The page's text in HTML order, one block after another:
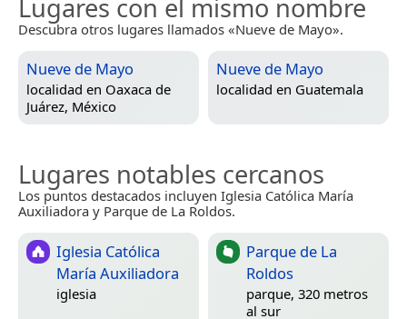
Lugares con el mismo nombre
Descubra otros lugares llamados «Nueve de Mayo».
Nueve de Mayo
localidad en Oaxaca de
Juárez, México
Nueve de Mayo
localidad en Guatemala
Lugares notables cercanos
Los puntos destacados incluyen Iglesia Católica María
Auxiliadora y Parque de La Roldos.
Iglesia Católica
María Auxiliadora
iglesia
Parque de La
Roldos
parque, 320 metros
al sur